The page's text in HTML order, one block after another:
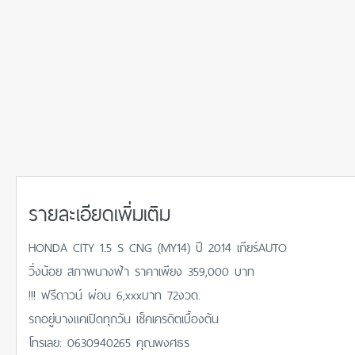
รายละเอียดเพิ่มเติม
HONDA CITY 1.5 S CNG (MY14) ปี 2014 เกียร์AUTO
วิ่งน้อย สภาพนางฟ้า ราคาเพียง 359,000 บาท
!!! ฟรีดาวน์ ผ่อน 6,xxxบาท 72งวด.
รถอยู่บางแคเปิดทุกวัน เช็คเครดิตเบื้องต้น
โทรเลย: 0630940265 คุณพงศธร